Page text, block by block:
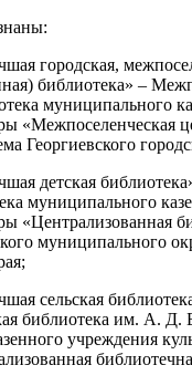
городская,
библиотека» –
муниципального
«Межпоселенческая
Георгиевского
детская
муниципального
«Централизованная
муниципального
сельская
библиотека им. А. Д.
учреждения